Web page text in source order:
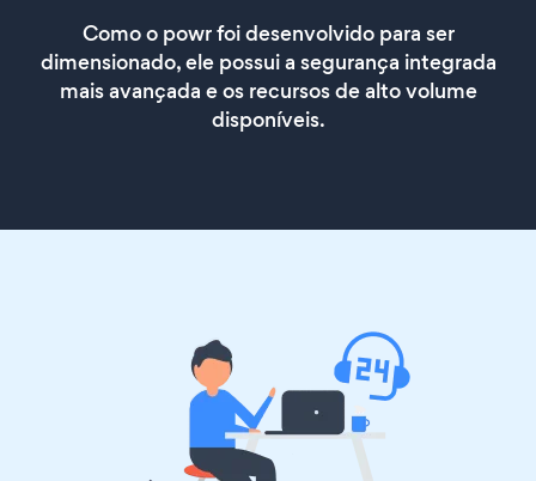
Como o powr foi desenvolvido para ser
dimensionado, ele possui a segurança integrada
mais avançada e os recursos de alto volume
disponíveis.